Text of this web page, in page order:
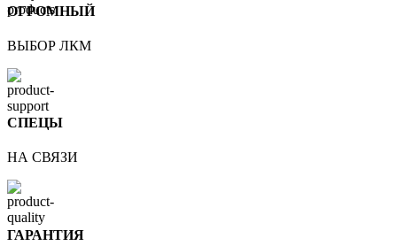
ОГРОМНЫЙ
ВЫБОР ЛКМ
СПЕЦЫ
НА СВЯЗИ
ГАРАНТИЯ